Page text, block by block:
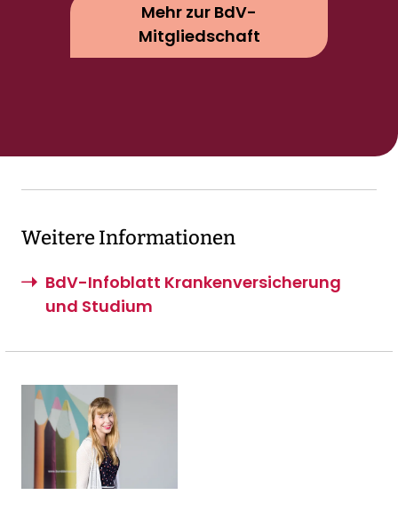
Mehr zur BdV-
Mitgliedschaft
Weitere Informationen
BdV-Infoblatt Krankenversicherung
und Studium